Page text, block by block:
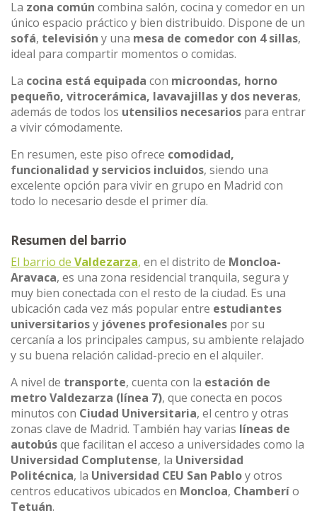
La zona común combina salón, cocina y comedor en un
único espacio práctico y bien distribuido. Dispone de un
sofá, televisión y una mesa de comedor con 4 sillas,
ideal para compartir momentos o comidas.
La cocina está equipada con microondas, horno
pequeño, vitrocerámica, lavavajillas y dos neveras,
además de todos los utensilios necesarios para entrar
a vivir cómodamente.
En resumen, este piso ofrece comodidad,
funcionalidad y servicios incluidos, siendo una
excelente opción para vivir en grupo en Madrid con
todo lo necesario desde el primer día.
Resumen del barrio
El barrio de Valdezarza, en el distrito de Moncloa-
Aravaca, es una zona residencial tranquila, segura y
muy bien conectada con el resto de la ciudad. Es una
ubicación cada vez más popular entre estudiantes
universitariosy jóvenes profesionales por su
cercanía a los principales campus, su ambiente relajado
y su buena relación calidad-precio en el alquiler.
A nivel de transporte, cuenta con la estación de
metro Valdezarza (línea 7), que conecta en pocos
minutos con Ciudad Universitaria, el centro y otras
zonas clave de Madrid. También hay varias líneas de
autobúsque facilitan el acceso a universidades como la
Universidad Complutense, la Universidad
Politécnica, la Universidad CEU San Pabloy otros
centros educativos ubicados en Moncloa, Chamberío
Tetuán.